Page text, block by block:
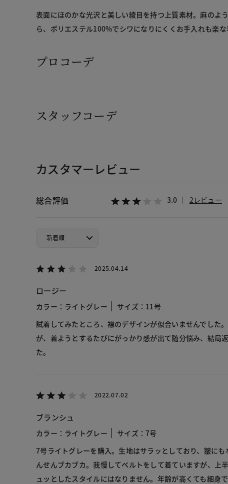
表面にほのかな光沢と美しい綾目を持つ上質素材。麻のよ
ら、ポリエステル100%でシワになりにくくお手入れも楽な
プロコーデ
スタッフコーデ
カスタマーレビュー
総合評価 3.0 2レビュー
2025.04.14
ロージー
カラー：ライトグレー
サイズ：11号
試着してみたところ、襟のデザインが似合いませんでした
が、着ようとするたびにがっかり感が出て随分悩み、結局
た。
2022.07.02
ブランシュ
カラー：ライトグレー
サイズ：7号
7号ライトグレーを購入。生地はサラッとしており、皺に
んせんブカブカ。我慢してベルトをして着ていますが、上
ュッとしたスタイルにはなりません。年齢が高くても細身